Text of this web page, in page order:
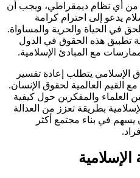
من أي نظام ديمقراطي، ويجب أن
يدعو إلى احترام كرامة
في الحياة والحرية والمساواة.
تطبيق هذه الحقوق في الدول
مع المبادئ الإسلامية.
الإسلامي يتطلب إعادة تفسير
القيم العالمية لحقوق الإنسان.
العلماء والمفكرين حول كيفية
بطريقة تعزز من العدالة
يسهم في بناء مجتمع أكثر